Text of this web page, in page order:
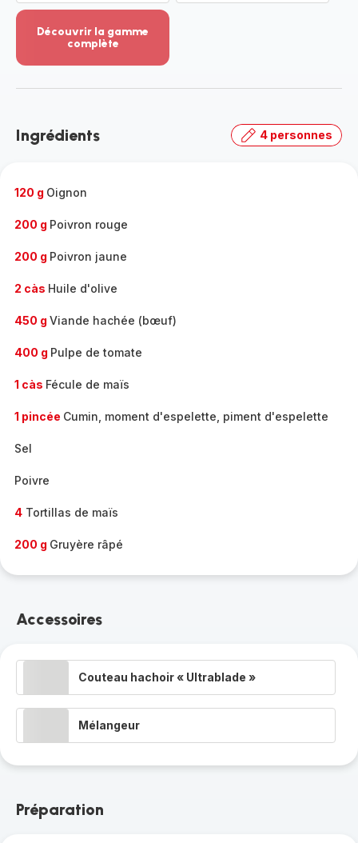
Découvrir la gamme
complète
-
gamme
Ingrédients 4 personnes
120 g Oignon
200 g Poivron rouge
200 g Poivron jaune
2 càs Huile d'olive
450 g Viande hachée (bœuf)
400 g Pulpe de tomate
1 càs Fécule de maïs
1 pincée Cumin, moment d'espelette, piment d'espelette
Sel
Poivre
4 Tortillas de maïs
200 g Gruyère râpé
Accessoires
Couteau hachoir « Ultrablade »
Mélangeur
Préparation